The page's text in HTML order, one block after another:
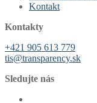
Kontakt
Kontakty
+421 905 613 779
tis@transparency.sk
Sledujte nás